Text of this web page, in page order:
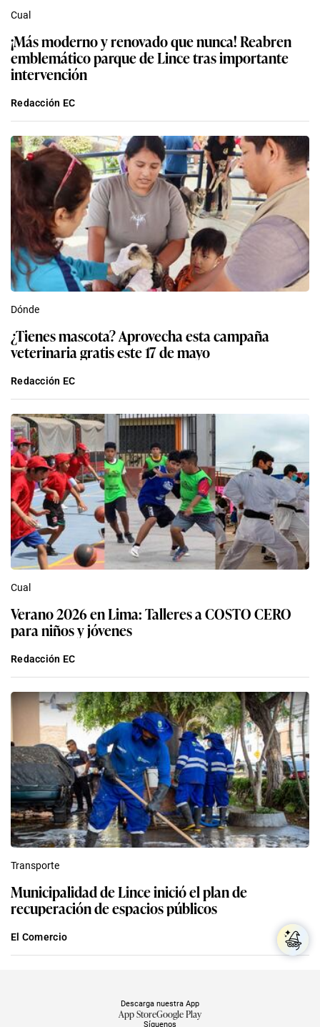
Cual
¡Más moderno y renovado que nunca! Reabren
emblemático parque de Lince tras importante
intervención
Redacción EC
Dónde
¿Tienes mascota? Aprovecha esta campaña
veterinaria gratis este 17 de mayo
Redacción EC
Cual
Verano 2026 en Lima: Talleres a COSTO CERO
para niños y jóvenes
Redacción EC
Transporte
Municipalidad de Lince inició el plan de
recuperación de espacios públicos
El Comercio
Síguenos
Descarga nuestra App
App StoreGoogle Play